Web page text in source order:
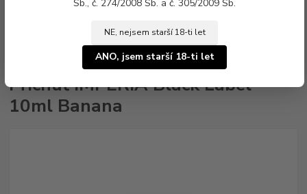
Sb., č. 274/2008 Sb. a č. 305/2009 Sb.
NE, nejsem starší 18-ti let
ANO, jsem starší 18-ti let
Příchuť IMPERIA Black Label 10ml Banana
Příchuť IMPERIA Black Label
10ml Banana